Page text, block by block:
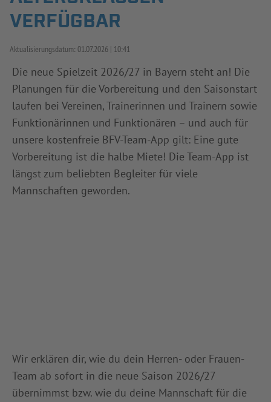
INFOTHEK
VERFÜGBAR
Aktualisierungsdatum: 01.07.2026 10:41
Die neue Spielzeit 2026/27 in Bayern steht an! Die
Planungen für die Vorbereitung und den Saisonstart
laufen bei Vereinen, Trainerinnen und Trainern sowie
Funktionärinnen und Funktionären – und auch für
unsere kostenfreie BFV-Team-App gilt: Eine gute
Vorbereitung ist die halbe Miete! Die Team-App ist
längst zum beliebten Begleiter für viele
Mannschaften geworden.
Wir erklären dir, wie du dein Herren- oder Frauen-
Team ab sofort in die neue Saison 2026/27
übernimmst bzw. wie du deine Mannschaft für die